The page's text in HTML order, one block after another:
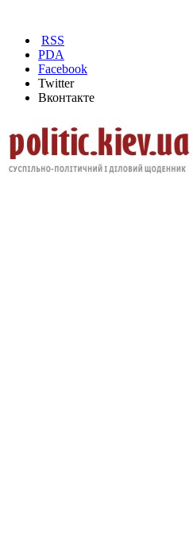
RSS
PDA
Facebook
Twitter
Вконтакте